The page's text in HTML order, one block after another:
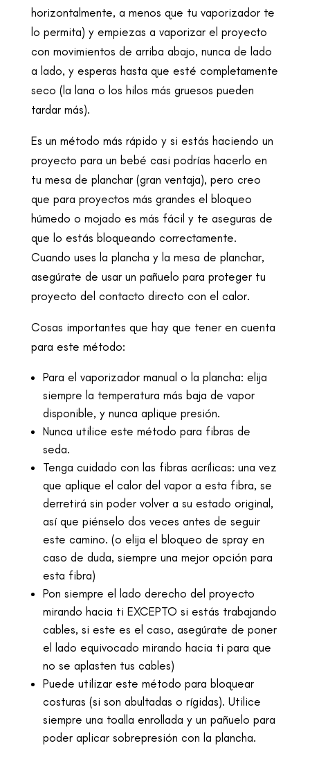
horizontalmente, a menos que tu vaporizador te
lo permita) y empiezas a vaporizar el proyecto
con movimientos de arriba abajo, nunca de lado
a lado, y esperas hasta que esté completamente
seco (la lana o los hilos más gruesos pueden
tardar más).
Es un método más rápido y si estás haciendo un
proyecto para un bebé casi podrías hacerlo en
tu mesa de planchar (gran ventaja), pero creo
que para proyectos más grandes el bloqueo
húmedo o mojado es más fácil y te aseguras de
que lo estás bloqueando correctamente.
Cuando uses la plancha y la mesa de planchar,
asegúrate de usar un pañuelo para proteger tu
proyecto del contacto directo con el calor.
Cosas importantes que hay que tener en cuenta
para este método:
Para el vaporizador manual o la plancha: elija
siempre la temperatura más baja de vapor
disponible, y nunca aplique presión.
Nunca utilice este método para fibras de
seda.
Tenga cuidado con las fibras acrílicas: una vez
que aplique el calor del vapor a esta fibra, se
derretirá sin poder volver a su estado original,
así que piénselo dos veces antes de seguir
este camino. (o elija el bloqueo de spray en
caso de duda, siempre una mejor opción para
esta fibra)
Pon siempre el lado derecho del proyecto
mirando hacia ti EXCEPTO si estás trabajando
cables, si este es el caso, asegúrate de poner
el lado equivocado mirando hacia ti para que
no se aplasten tus cables)
Puede utilizar este método para bloquear
costuras (si son abultadas o rígidas). Utilice
siempre una toalla enrollada y un pañuelo para
poder aplicar sobrepresión con la plancha.